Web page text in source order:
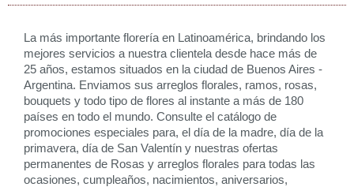
La más importante florería en Latinoamérica, brindando los
mejores servicios a nuestra clientela desde hace más de
25 años, estamos situados en la ciudad de Buenos Aires -
Argentina. Enviamos sus arreglos florales, ramos, rosas,
bouquets y todo tipo de flores al instante a más de 180
países en todo el mundo. Consulte el catálogo de
promociones especiales para, el día de la madre, día de la
primavera, día de San Valentín y nuestras ofertas
permanentes de Rosas y arreglos florales para todas las
ocasiones, cumpleaños, nacimientos, aniversarios,